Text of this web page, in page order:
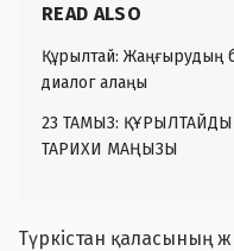
READ ALSO
Құрылтай: Жаңғырудың
диалог алаңы
23 ТАМЫЗ:
ТАРИХИ МАҢЫЗЫ
Түркістан қаласының